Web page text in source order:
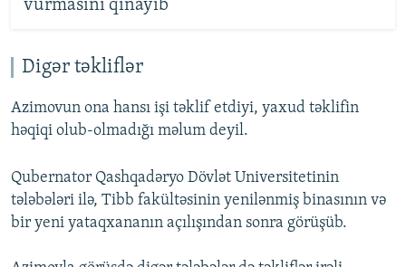
vurmasını qınayıb
Digər təkliflər
Azimovun ona hansı işi təklif etdiyi, yaxud təklifin
həqiqi olub-olmadığı məlum deyil.
Qubernator Qashqadəryo Dövlət Universitetinin
tələbələri ilə, Tibb fakültəsinin yenilənmiş binasının və
bir yeni yataqxananın açılışından sonra görüşüb.